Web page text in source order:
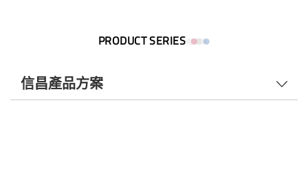
PRODUCT SERIES
信昌產品方案